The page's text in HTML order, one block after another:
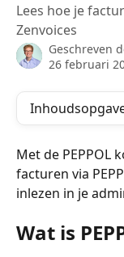
Lees hoe je
Zenvoices
Geschreven
26 februari
Met de PEPPOL
facturen via
inlezen in je
Wat is